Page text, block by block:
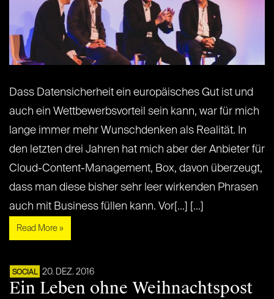
Dass Datensicherheit ein europäisches Gut ist und
auch ein Wettbewerbsvorteil sein kann, war für mich
lange immer mehr Wunschdenken als Realität. In
den letzten drei Jahren hat mich aber der Anbieter für
Cloud-Content-Management, Box, davon überzeugt,
dass man diese bisher sehr leer wirkenden Phrasen
auch mit Business füllen kann. Vor[...] [...]
Read More »
SOCIAL 20. DEZ. 2016
Ein Leben ohne Weihnachtspost